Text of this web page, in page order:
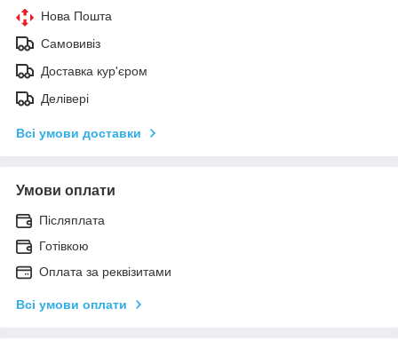
Нова Пошта
Самовивіз
Доставка кур'єром
Делівері
Всі умови доставки
Умови оплати
Післяплата
Готівкою
Оплата за реквізитами
Всі умови оплати